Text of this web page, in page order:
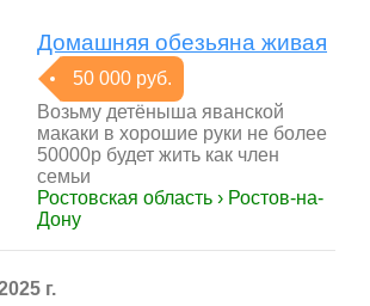
Домашняя обезьяна живая
50 000 руб.
Возьму детёныша яванской
макаки в хорошие руки не более
50000р будет жить как член
семьи
Ростовская область › Ростов-на-
Дону
г.